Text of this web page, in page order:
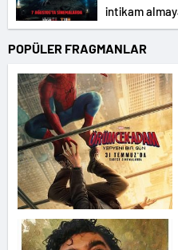
intikam
bir şeytan
POPÜLER FRAGMANLAR